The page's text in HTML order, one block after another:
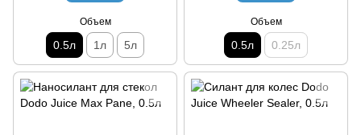
Объем
0.5л 1л 5л
Объем
0.5л 0.25л